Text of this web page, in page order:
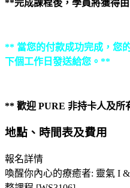
**完成課程後，學員將獲得
** 當您的付款成功完成，您
下個工作日發送給您。**
** 歡迎 PURE 非持卡人及所
地點、時間表及費用
報名詳情
喚醒你內心的療癒者: 靈氣 I